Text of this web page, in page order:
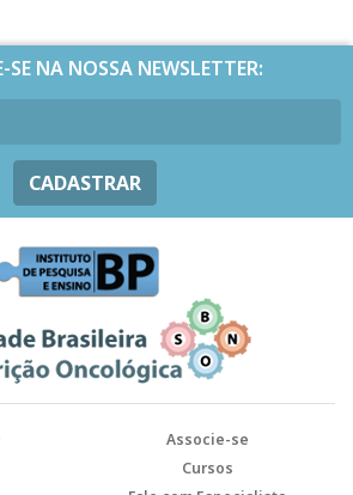
SE NA NOSSA NEWSLETTER:
CADASTRAR
Associe-se
Cursos